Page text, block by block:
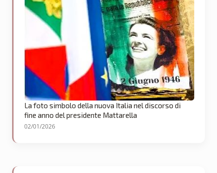
La foto simbolo della nuova Italia nel discorso di
fine anno del presidente Mattarella
02/01/2026